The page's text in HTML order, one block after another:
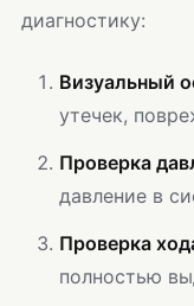
диагностику:
Визуальный
утечек,
Проверка
давление в
Проверка
полностью